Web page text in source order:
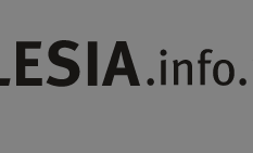
Provider
/
Domena
Okres
przechowywania